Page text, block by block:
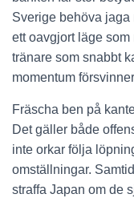
Sverige behöva jaga
ett oavgjort läge
tränare som snabbt
momentum
Fräscha ben på
Det gäller både
inte orkar följa
omställningar.
straffa Japan om de